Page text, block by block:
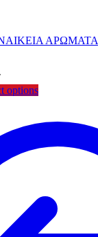
ΑΡΩΜΑΤΑ
options